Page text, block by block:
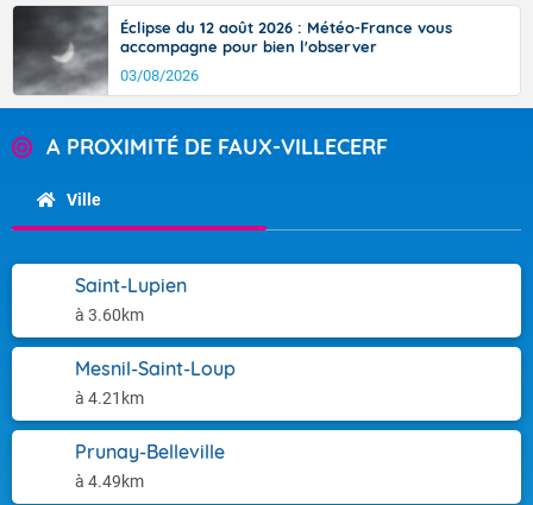
Éclipse du 12 août 2026 : Météo-France vous
accompagne pour bien l'observer
03/08/2026
A PROXIMITÉ DE FAUX-VILLECERF
Ville
Saint-Lupien
à 3.60km
Mesnil-Saint-Loup
à 4.21km
Prunay-Belleville
à 4.49km